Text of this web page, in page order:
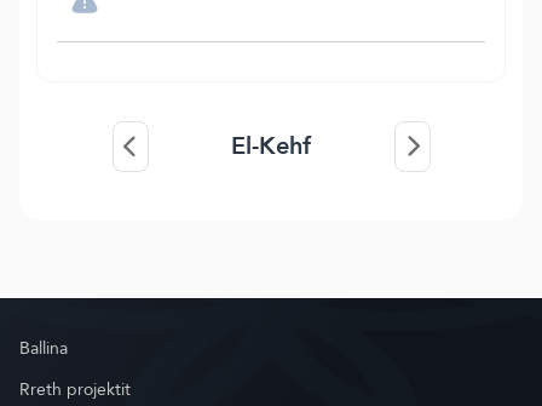
El-Kehf
Ballina
Rreth projektit